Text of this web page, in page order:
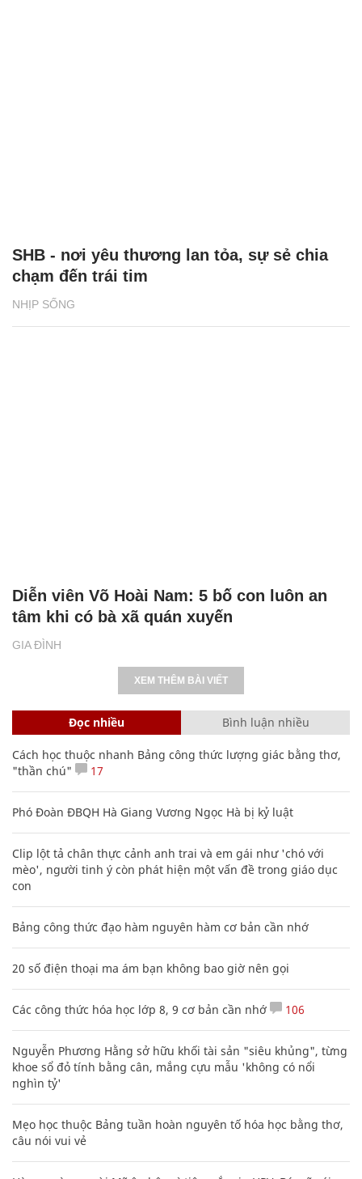
NHỊP SỐNG
SHB - nơi yêu thương lan tỏa, sự sẻ chia
chạm đến trái tim
GIA ĐÌNH
Diễn viên Võ Hoài Nam: 5 bố con luôn an
tâm khi có bà xã quán xuyến
XEM THÊM BÀI VIẾT
Đọc nhiều Bình luận nhiều
Cách học thuộc nhanh Bảng công thức lượng giác bằng thơ,
"thần chú"
17
Phó Đoàn ĐBQH Hà Giang Vương Ngọc Hà bị kỷ luật
Clip lột tả chân thực cảnh anh trai và em gái như 'chó với
mèo', người tinh ý còn phát hiện một vấn đề trong giáo dục
con
Bảng công thức đạo hàm nguyên hàm cơ bản cần nhớ
20 số điện thoại ma ám bạn không bao giờ nên gọi
Các công thức hóa học lớp 8, 9 cơ bản cần nhớ 106
Nguyễn Phương Hằng sở hữu khối tài sản "siêu khủng", từng
khoe sổ đỏ tính bằng cân, mắng cựu mẫu 'không có nổi
nghìn tỷ'
Mẹo học thuộc Bảng tuần hoàn nguyên tố hóa học bằng thơ,
câu nói vui vẻ